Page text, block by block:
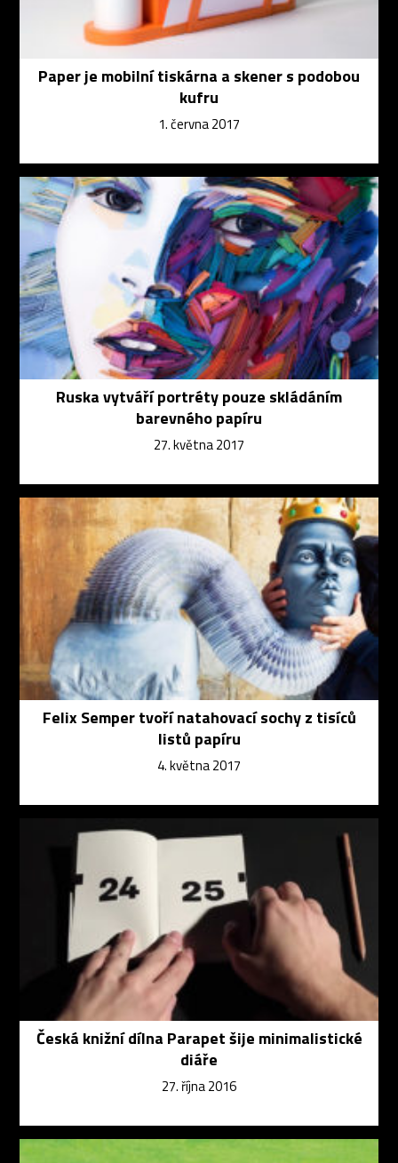
Paper je mobilní tiskárna a skener s podobou
kufru
1. června 2017
Ruska vytváří portréty pouze skládáním
barevného papíru
27. května 2017
Felix Semper tvoří natahovací sochy z tisíců
listů papíru
4. května 2017
Česká knižní dílna Parapet šije minimalistické
diáře
27. října 2016